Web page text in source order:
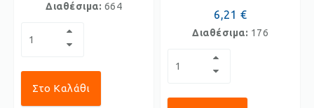
Διαθέσιμα: 664
Στο Καλάθι
6,21 €
Διαθέσιμα: 176